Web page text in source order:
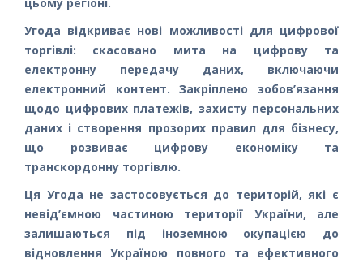
Угода відкриває нові можливості для цифрової
торгівлі: скасовано мита на цифрову та
електронну передачу даних, включаючи
електронний контент. Закріплено зобов’язання
щодо цифрових платежів, захисту персональних
даних і створення прозорих правил для бізнесу,
що розвиває цифрову економіку та
транскордонну торгівлю.
Ця Угода не застосовується до територій, які є
невід’ємною частиною території України, але
залишаються під іноземною окупацією до
відновлення Україною повного та ефективного